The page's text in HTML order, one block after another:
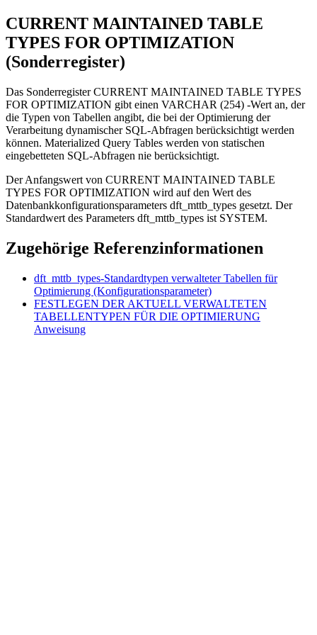
CURRENT MAINTAINED TABLE
TYPES FOR OPTIMIZATION
(Sonderregister)
Das Sonderregister CURRENT MAINTAINED TABLE TYPES
FOR OPTIMIZATION gibt einen VARCHAR (254) -Wert an, der
die Typen von Tabellen angibt, die bei der Optimierung der
Verarbeitung dynamischer SQL-Abfragen berücksichtigt werden
können. Materialized Query Tables werden von statischen
eingebetteten SQL-Abfragen nie berücksichtigt.
Der Anfangswert von CURRENT MAINTAINED TABLE
TYPES FOR OPTIMIZATION wird auf den Wert des
Datenbankkonfigurationsparameters dft_mttb_types gesetzt. Der
Standardwert des Parameters dft_mttb_types ist SYSTEM.
Zugehörige Referenzinformationen
dft_mttb_types-Standardtypen verwalteter Tabellen für
Optimierung (Konfigurationsparameter)
FESTLEGEN DER AKTUELL VERWALTETEN
TABELLENTYPEN FÜR DIE OPTIMIERUNG
Anweisung